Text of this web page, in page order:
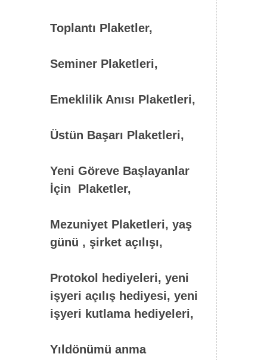
Toplantı Plaketler,
Seminer Plaketleri,
Emeklilik Anısı Plaketleri,
Üstün Başarı Plaketleri,
Yeni Göreve Başlayanlar
İçin Plaketler,
Mezuniyet Plaketleri, yaş
günü , şirket açılışı,
Protokol hediyeleri, yeni
işyeri açılış hediyesi, yeni
işyeri kutlama hediyeleri,
Yıldönümü anma